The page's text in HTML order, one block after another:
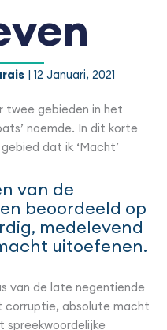
| 12 Januari, 2021
twee gebieden in het
noemde. In dit korte
dat ik ‘Macht’
van de
beoordeeld op
medelevend
uitoefenen.
van de late negentiende
absolute macht